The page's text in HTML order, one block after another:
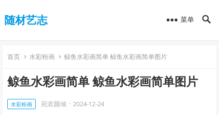
随材艺志 菜单
首页 水彩粉画 鲸鱼水彩画简单 鲸鱼水彩画简单图片
鲸鱼水彩画简单 鲸鱼水彩画简单图片
水彩粉画 宛若颜倾 · 2024-12-24